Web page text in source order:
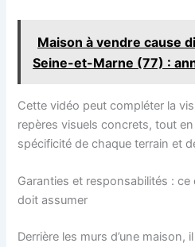
Maison à vendre cause
Seine-et-Marne (77) :
Cette vidéo peut compléter la
repères visuels concrets, tout
spécificité de chaque terrain et
Garanties et responsabilités : ce
doit assumer
Derrière les murs d’une maison,